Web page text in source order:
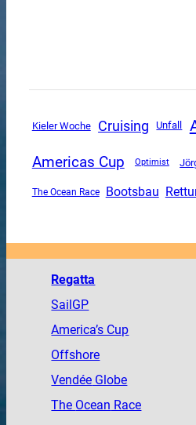
Kieler Woche Cruising Unfall
Americas Cup Optimist
The Ocean Race Bootsbau
Regatta
SailGP
America’s Cup
Offshore
Vendée Globe
The Ocean Race